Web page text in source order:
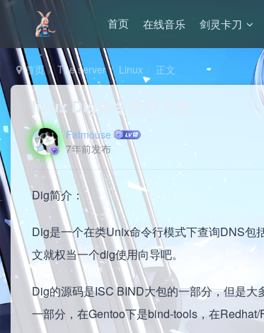
首页 在线音乐 剑灵卡刀
首页 The server Linux 正文
linux Dig命令使用大全
Fatmouse
7年前发布
Dig简介：
Dig是一个在类Unix命令行模式下查询DNS包
文就权当一个dig使用向导吧。
Dig的源码是ISC BIND大包的一部分，但是
一部分，在Gentoo下是bind-tools，在